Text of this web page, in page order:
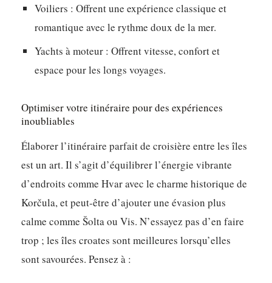
Voiliers : Offrent une expérience classique et
romantique avec le rythme doux de la mer.
Yachts à moteur : Offrent vitesse, confort et
espace pour les longs voyages.
Optimiser votre itinéraire pour des expériences
inoubliables
Élaborer l’itinéraire parfait de croisière entre les îles
est un art. Il s’agit d’équilibrer l’énergie vibrante
d’endroits comme Hvar avec le charme historique de
Korčula, et peut-être d’ajouter une évasion plus
calme comme Šolta ou Vis. N’essayez pas d’en faire
trop ; les îles croates sont meilleures lorsqu’elles
sont savourées. Pensez à :